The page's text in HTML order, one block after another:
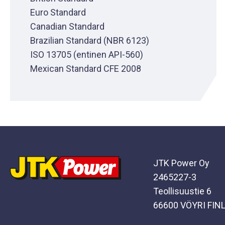
Euro Standard
Canadian Standard
Brazilian Standard (NBR 6123)
ISO 13705 (entinen API-560)
Mexican Standard CFE 2008
JTK Power Oy
2465227-3
Teollisuustie 6
66600 VÖYRI